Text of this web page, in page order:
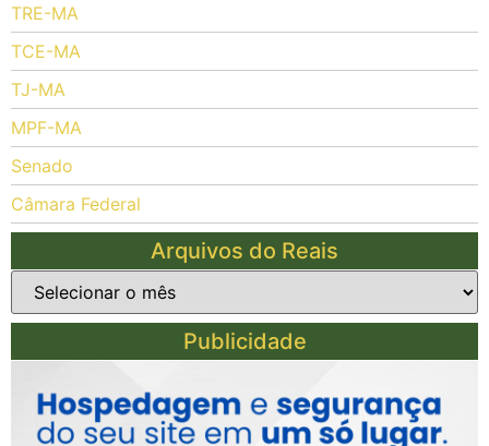
TRE-MA
TCE-MA
TJ-MA
MPF-MA
Senado
Câmara Federal
Arquivos do Reais
Publicidade